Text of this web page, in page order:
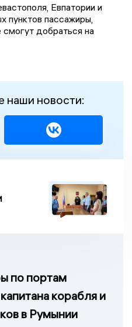
Евпатории и
пунктов пассажиры,
смогут добраться на
наши новости:
по портам
корабля и
в Румынии